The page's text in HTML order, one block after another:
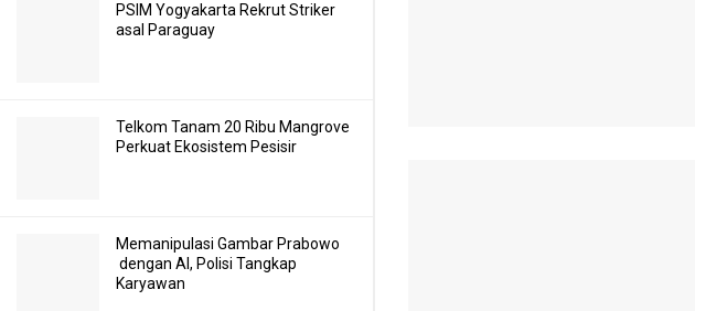
PSIM Yogyakarta Rekrut Striker
asal Paraguay
Telkom Tanam 20 Ribu Mangrove
Perkuat Ekosistem Pesisir
Memanipulasi Gambar Prabowo
dengan AI, Polisi Tangkap
Karyawan